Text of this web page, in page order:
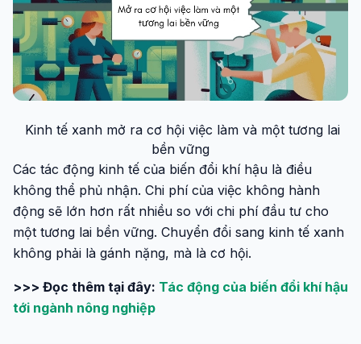
Kinh tế xanh mở ra cơ hội việc làm và một tương lai
bền vững
Các tác động kinh tế của biến đổi khí hậu là điều
không thể phủ nhận. Chi phí của việc không hành
động sẽ lớn hơn rất nhiều so với chi phí đầu tư cho
một tương lai bền vững. Chuyển đổi sang kinh tế xanh
không phải là gánh nặng, mà là cơ hội.
>>> Đọc thêm tại đây: Tác động của biến đổi khí hậu
tới ngành nông nghiệp